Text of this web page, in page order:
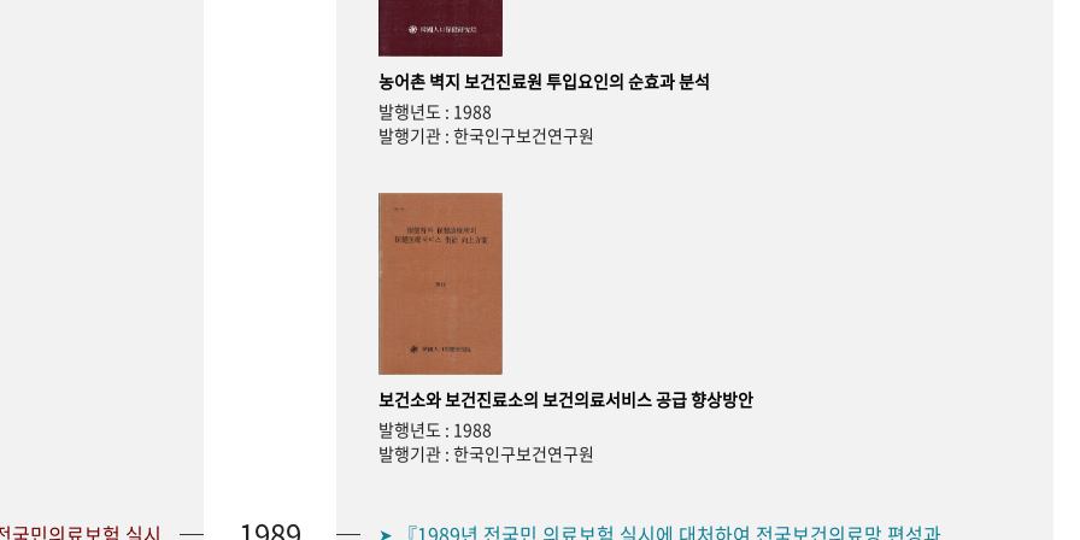
농어촌 벽지 보건진료원 투입요인의 순효과 분석
발행년도 : 1988
발행기관 : 한국인구보건연구원
보건소와 보건진료소의 보건의료서비스 공급 향상방안
발행년도 : 1988
발행기관 : 한국인구보건연구원
➤